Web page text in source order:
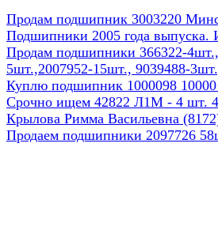
Продам подшипник 3003220
Подшипники 2005 года выпуска.
Продам подшипники 366322-
5шт.,2007952-15шт., 9039488-
Куплю подшипник 1000098
Срочно ищем 42822 Л1М - 4 шт.
Крылова Римма Васильевна
Продаем подшипники 2097726